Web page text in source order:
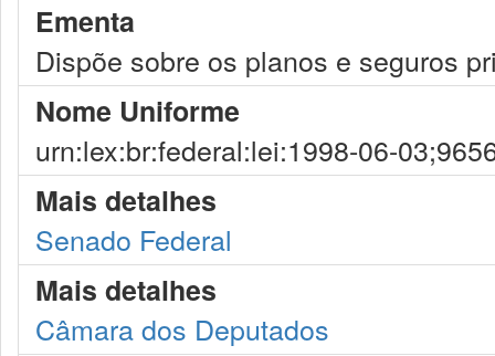
Ementa
Dispõe sobre os planos e seguros
Nome Uniforme
urn:lex:br:federal:lei:1998-06-
Mais detalhes
Senado Federal
Mais detalhes
Câmara dos Deputados